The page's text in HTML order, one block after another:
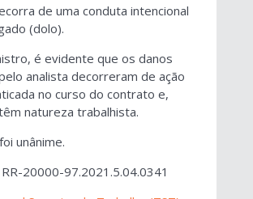
de uma conduta intencional
(dolo).
é evidente que os danos
analista decorreram de ação
no curso do contrato e,
natureza trabalhista.
unânime.
20000-97.2021.5.04.0341